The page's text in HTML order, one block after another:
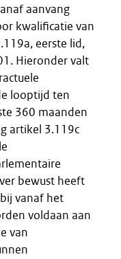
aanvang
kwalificatie van
eerste lid,
Hieronder valt
looptijd ten
360 maanden
artikel 3.119c
bewust heeft
vanaf het
voldaan aan
van